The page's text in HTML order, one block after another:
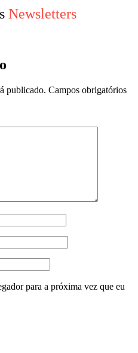
Newsletters
publicado. Campos obrigatórios
para a próxima vez que eu